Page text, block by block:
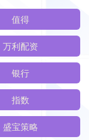
值得
万利配资
银行
指数
盛宝策略